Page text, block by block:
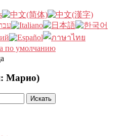
по умолчанию
Марио)